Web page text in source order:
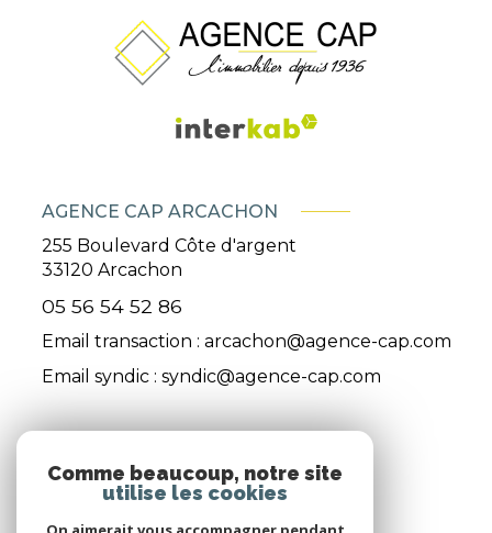
AGENCE CAP ARCACHON
255 Boulevard Côte d'argent
33120 Arcachon
05 56 54 52 86
Email transaction : arcachon@agence-cap.com
Email syndic : syndic@agence-cap.com
ADHÉRENTS
Comme beaucoup, notre site
utilise les cookies